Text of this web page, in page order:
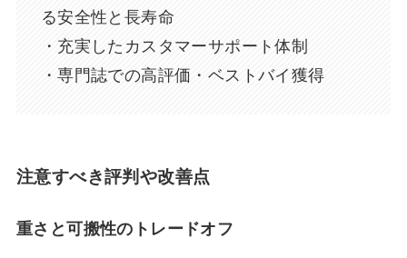
る安全性と長寿命
・充実したカスタマーサポート体制
・専門誌での高評価・ベストバイ獲得
注意すべき評判や改善点
重さと可搬性のトレードオフ